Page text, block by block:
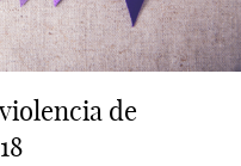
de